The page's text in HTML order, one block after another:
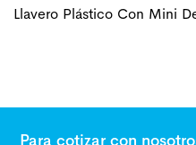
Llavero Plástico Con Mini
Para cotizar con